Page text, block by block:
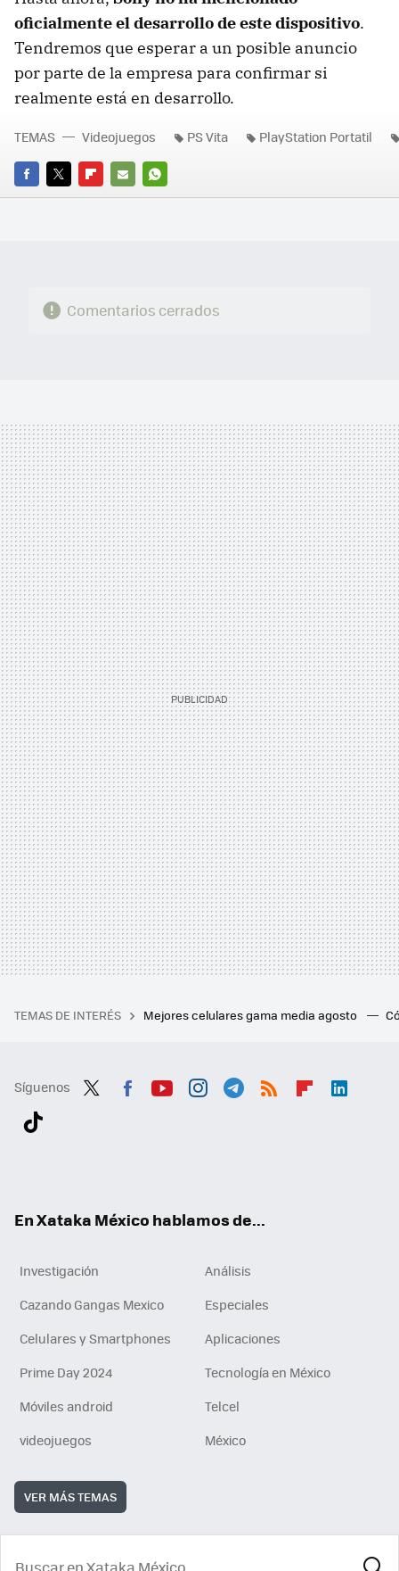
oficialmente el desarrollo de este dispositivo.
Tendremos que esperar a un posible anuncio
por parte de la empresa para confirmar si
realmente está en desarrollo.
FACEBOOK
TWITTERFLIPBOARD
E-
WHATSAPP
TEMAS Videojuegos PS Vita PlayStation Portatil
Comentarios cerrados
TEMAS DE INTERÉS Mejores celulares gama media agosto
Síguenos
En Xataka México hablamos de...
Investigación
Análisis
Cazando Gangas Mexico
Especiales
Celulares y Smartphones
Aplicaciones
Prime Day 2024
Tecnología en México
Móviles android
Telcel
videojuegos
México
VER MÁS TEMAS